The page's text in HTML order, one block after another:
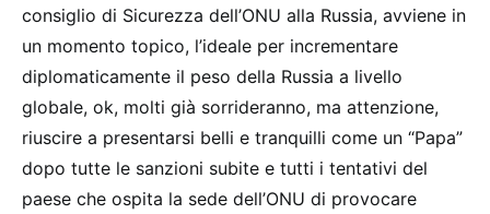
consiglio di Sicurezza dell’ONU alla Russia, avviene in
un momento topico, l’ideale per incrementare
diplomaticamente il peso della Russia a livello
globale, ok, molti già sorrideranno, ma attenzione,
riuscire a presentarsi belli e tranquilli come un “Papa”
dopo tutte le sanzioni subite e tutti i tentativi del
paese che ospita la sede dell’ONU di provocare